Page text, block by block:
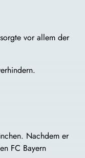
vor allem der
Nachdem er
FC Bayern